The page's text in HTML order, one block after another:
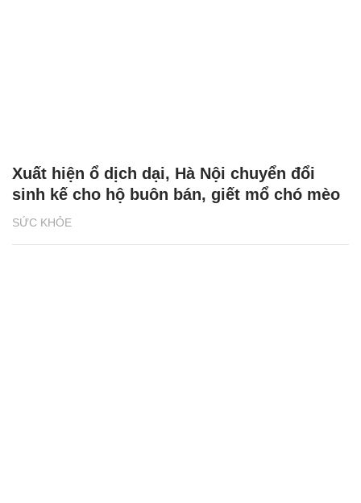
SỨC KHỎE
Xuất hiện ổ dịch dại, Hà Nội chuyển đổi
sinh kế cho hộ buôn bán, giết mổ chó mèo